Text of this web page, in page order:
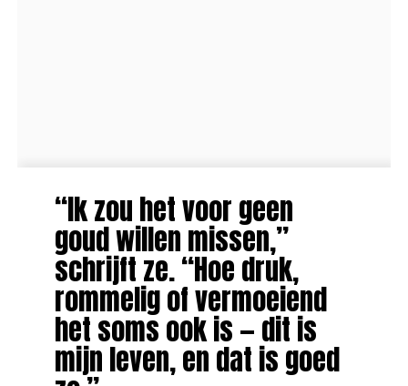
“Ik zou het voor geen
goud willen missen,”
schrijft ze. “Hoe druk,
rommelig of vermoeiend
het soms ook is — dit is
mijn leven, en dat is goed